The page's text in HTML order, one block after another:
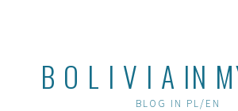
B O L I V I A IN
BLOG IN PL/EN